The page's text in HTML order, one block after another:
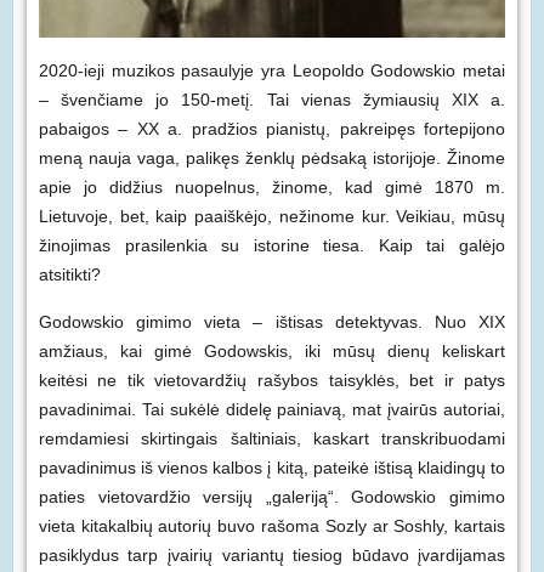
2020-ieji muzikos pasaulyje yra Leopoldo Godowskio metai
– švenčiame jo 150-metį. Tai vienas žymiausių XIX a.
pabaigos – XX a. pradžios pianistų, pakreipęs fortepijono
meną nauja vaga, palikęs ženklų pėdsaką istorijoje. Žinome
apie jo didžius nuopelnus, žinome, kad gimė 1870 m.
Lietuvoje, bet, kaip paaiškėjo, nežinome kur. Veikiau, mūsų
žinojimas prasilenkia su istorine tiesa. Kaip tai galėjo
atsitikti?
Godowskio gimimo vieta – ištisas detektyvas. Nuo XIX
amžiaus, kai gimė Godowskis, iki mūsų dienų keliskart
keitėsi ne tik vietovardžių rašybos taisyklės, bet ir patys
pavadinimai. Tai sukėlė didelę painiavą, mat įvairūs autoriai,
remdamiesi skirtingais šaltiniais, kaskart transkribuodami
pavadinimus iš vienos kalbos į kitą, pateikė ištisą klaidingų to
paties vietovardžio versijų „galeriją“. Godowskio gimimo
vieta kitakalbių autorių buvo rašoma Sozly ar Soshly, kartais
pasiklydus tarp įvairių variantų tiesiog būdavo įvardijamas